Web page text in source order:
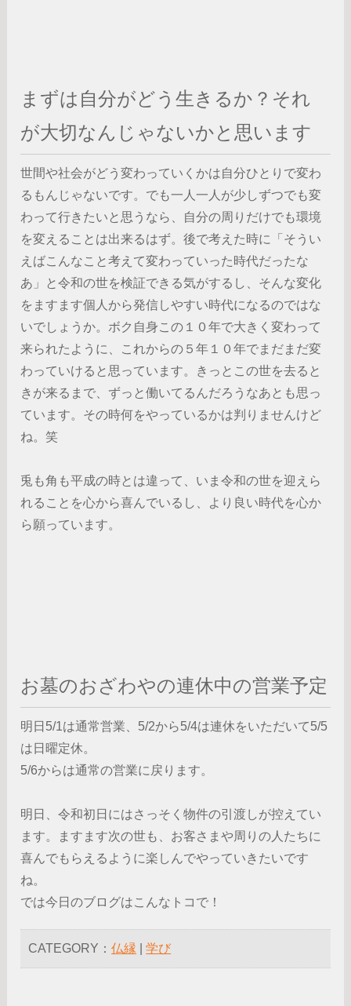
まずは自分がどう生きるか？それ
が大切なんじゃないかと思います
世間や社会がどう変わっていくかは自分ひとりで変わ
るもんじゃないです。でも一人一人が少しずつでも変
わって行きたいと思うなら、自分の周りだけでも環境
を変えることは出来るはず。後で考えた時に「そうい
えばこんなこと考えて変わっていった時代だったな
あ」と令和の世を検証できる気がするし、そんな変化
をますます個人から発信しやすい時代になるのではな
いでしょうか。ボク自身この１０年で大きく変わって
来られたように、これからの５年１０年でまだまだ変
わっていけると思っています。きっとこの世を去ると
きが来るまで、ずっと働いてるんだろうなあとも思っ
ています。その時何をやっているかは判りませんけど
ね。笑
兎も角も平成の時とは違って、いま令和の世を迎えら
れることを心から喜んでいるし、より良い時代を心か
ら願っています。
お墓のおざわやの連休中の営業予定
明日5/1は通常営業、5/2から5/4は連休をいただいて5/5
は日曜定休。
5/6からは通常の営業に戻ります。
明日、令和初日にはさっそく物件の引渡しが控えてい
ます。ますます次の世も、お客さまや周りの人たちに
喜んでもらえるように楽しんでやっていきたいです
ね。
では今日のブログはこんなトコで！
CATEGORY：仏縁 |学び